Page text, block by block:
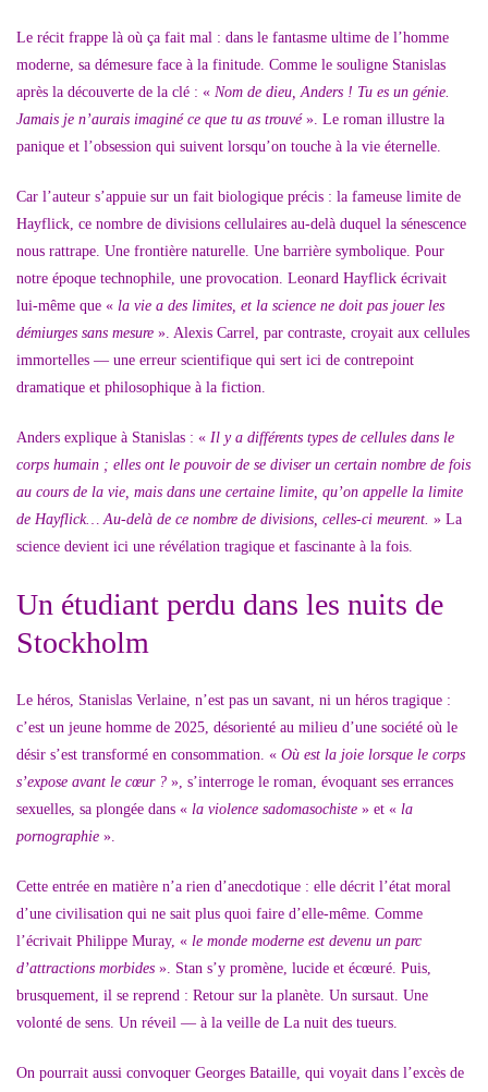
Le récit frappe là où ça fait mal : dans le fantasme ultime de l’homme
moderne, sa démesure face à la finitude. Comme le souligne Stanislas
après la découverte de la clé : « Nom de dieu, Anders ! Tu es un génie.
Jamais je n’aurais imaginé ce que tu as trouvé». Le roman illustre la
panique et l’obsession qui suivent lorsqu’on touche à la vie éternelle.
Car l’auteur s’appuie sur un fait biologique précis : la fameuse limite de
Hayflick, ce nombre de divisions cellulaires au-delà duquel la sénescence
nous rattrape. Une frontière naturelle. Une barrière symbolique. Pour
notre époque technophile, une provocation. Leonard Hayflick écrivait
lui-même que « la vie a des limites, et la science ne doit pas jouer les
démiurges sans mesure ». Alexis Carrel, par contraste, croyait aux cellules
immortelles — une erreur scientifique qui sert ici de contrepoint
dramatique et philosophique à la fiction.
Anders explique à Stanislas : « Il y a différents types de cellules dans le
corps humain ; elles ont le pouvoir de se diviser un certain nombre de fois
au cours de la vie, mais dans une certaine limite, qu’on appelle la limite
de Hayflick… Au-delà de ce nombre de divisions, celles-ci meurent. » La
science devient ici une révélation tragique et fascinante à la fois.
Un étudiant perdu dans les nuits de
Stockholm
Le héros, Stanislas Verlaine, n’est pas un savant, ni un héros tragique :
c’est un jeune homme de 2025, désorienté au milieu d’une société où le
désir s’est transformé en consommation. « Où est la joie lorsque le corps
s’expose avant le cœur ? », s’interroge le roman, évoquant ses errances
sexuelles, sa plongée dans « la violence sadomasochiste » et « la
pornographie ».
Cette entrée en matière n’a rien d’anecdotique : elle décrit l’état moral
d’une civilisation qui ne sait plus quoi faire d’elle-même. Comme
l’écrivait Philippe Muray, « le monde moderne est devenu un parc
d’attractions morbides ». Stan s’y promène, lucide et écœuré. Puis,
brusquement, il se reprend : Retour sur la planète. Un sursaut. Une
volonté de sens. Un réveil — à la veille de La nuit des tueurs.
On pourrait aussi convoquer Georges Bataille, qui voyait dans l’excès de